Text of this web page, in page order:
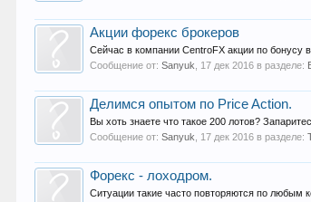
Акции форекс брокеров
Сейчас в компании CentroFX акции по бонусу
Сообщение от:Sanyuk 17 дек 2016 в разделе:
Делимся опытом по Price Action.
Вы хоть знаете что такое 200 лотов?
Сообщение от:Sanyuk 17 дек 2016 в разделе:
Форекс - лоходром.
Ситуации такие часто повторяются по любым